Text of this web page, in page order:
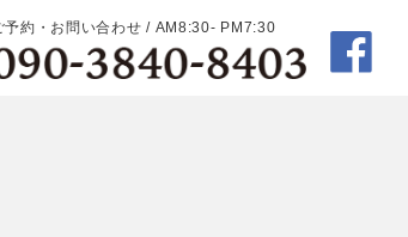
予約・お問い合わせ / AM8:30- PM7:30